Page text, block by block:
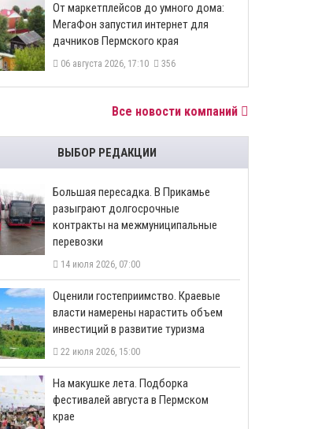
От маркетплейсов до умного дома:
МегаФон запустил интернет для
дачников Пермского края
06 августа 2026, 17:10 356
Все новости компаний
ВЫБОР РЕДАКЦИИ
Большая пересадка. В Прикамье
разыграют долгосрочные
контракты на межмуниципальные
перевозки
14 июля 2026, 07:00
Оценили гостеприимство. Краевые
власти намерены нарастить объем
инвестиций в развитие туризма
22 июля 2026, 15:00
На макушке лета. Подборка
фестивалей августа в Пермском
крае